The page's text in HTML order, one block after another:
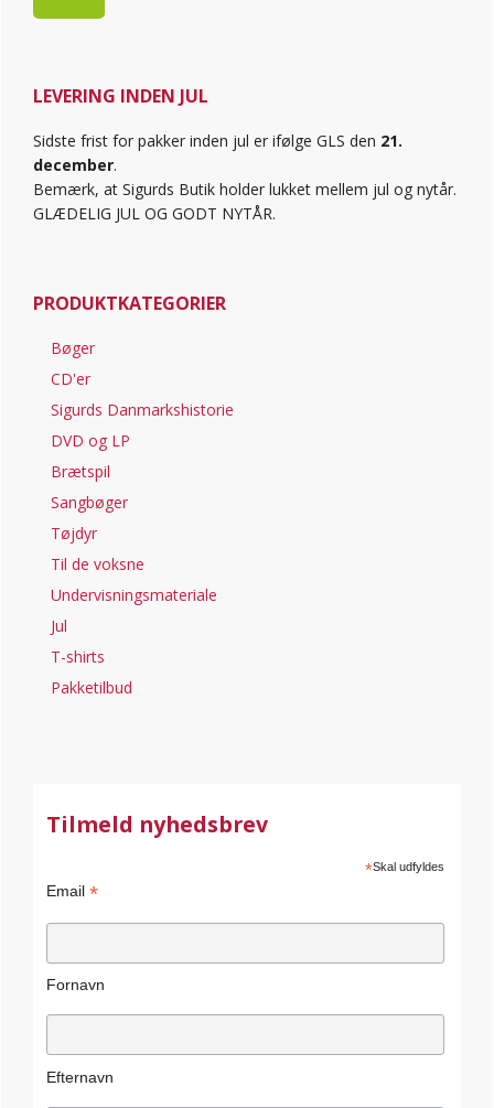
LEVERING INDEN JUL
Sidste frist for pakker inden jul er ifølge GLS den 21.
december.
Bemærk, at Sigurds Butik holder lukket mellem jul og nytår.
GLÆDELIG JUL OG GODT NYTÅR.
PRODUKTKATEGORIER
Bøger
CD'er
Sigurds Danmarkshistorie
DVD og LP
Brætspil
Sangbøger
Tøjdyr
Til de voksne
Undervisningsmateriale
Jul
T-shirts
Pakketilbud
Tilmeld nyhedsbrev
*Skal udfyldes
Email *
Fornavn
Efternavn